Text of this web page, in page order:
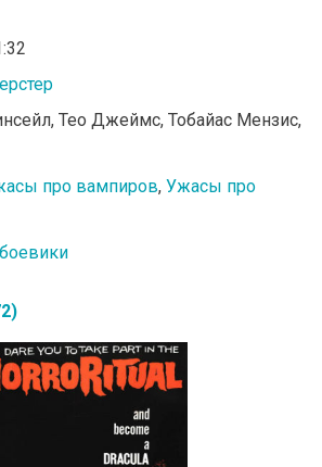
Тео Джеймс, Тобайас Мензис,
про вампиров, Ужасы про